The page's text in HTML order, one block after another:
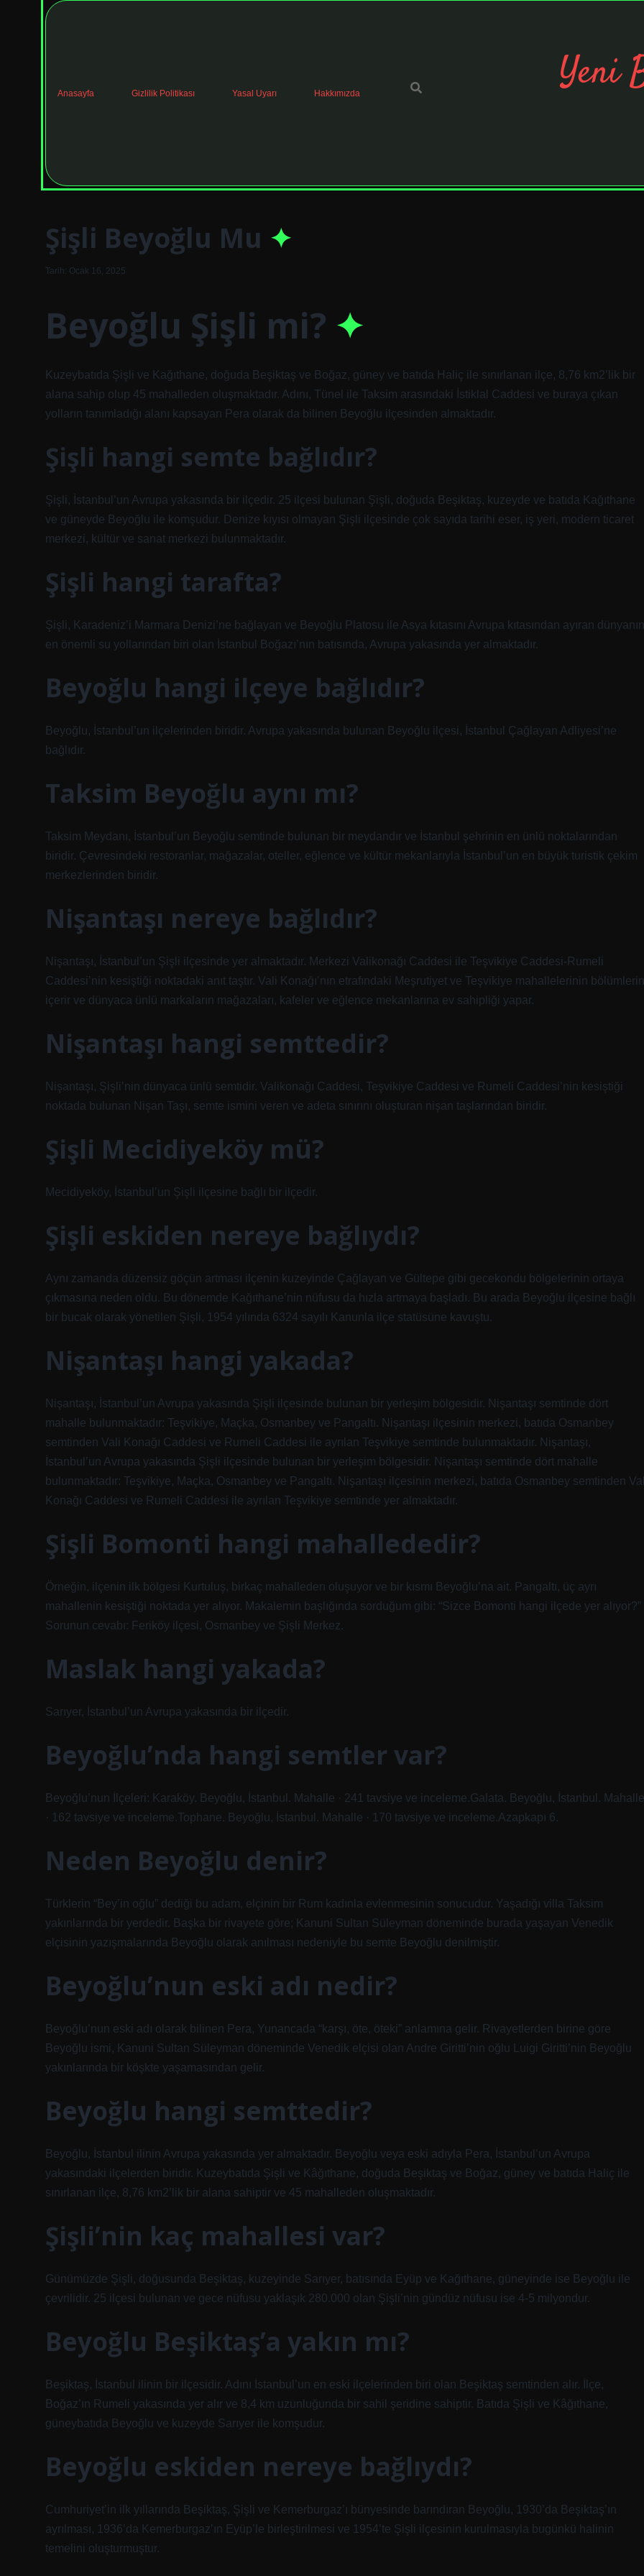
Anasayfa Gizlilik Politikası Yasal Uyarı Hakkımızda Yeni
Şişli Beyoğlu Mu
Tarih: Ocak 16, 2025
Beyoğlu Şişli mi?
Kuzeybatıda Şişli ve Kağıthane, doğuda Beşiktaş ve Boğaz, güney ve batıda Haliç ile sınırlanan ilçe, 8,76 km2’lik bir
alana sahip olup 45 mahalleden oluşmaktadır. Adını, Tünel ile Taksim arasındaki İstiklal Caddesi ve buraya çıkan
yolların tanımladığı alanı kapsayan Pera olarak da bilinen Beyoğlu ilçesinden almaktadır.
Şişli hangi semte bağlıdır?
Şişli, İstanbul’un Avrupa yakasında bir ilçedir. 25 ilçesi bulunan Şişli, doğuda Beşiktaş, kuzeyde ve batıda Kağıthane
ve güneyde Beyoğlu ile komşudur. Denize kıyısı olmayan Şişli ilçesinde çok sayıda tarihi eser, iş yeri, modern ticaret
merkezi, kültür ve sanat merkezi bulunmaktadır.
Şişli hangi tarafta?
Şişli, Karadeniz’i Marmara Denizi’ne bağlayan ve Beyoğlu Platosu ile Asya kıtasını Avrupa kıtasından ayıran dünyanın
en önemli su yollarından biri olan İstanbul Boğazı’nın batısında, Avrupa yakasında yer almaktadır.
Beyoğlu hangi ilçeye bağlıdır?
Beyoğlu, İstanbul’un ilçelerinden biridir. Avrupa yakasında bulunan Beyoğlu ilçesi, İstanbul Çağlayan Adliyesi’ne
bağlıdır.
Taksim Beyoğlu aynı mı?
Taksim Meydanı, İstanbul’un Beyoğlu semtinde bulunan bir meydandır ve İstanbul şehrinin en ünlü noktalarından
biridir. Çevresindeki restoranlar, mağazalar, oteller, eğlence ve kültür mekanlarıyla İstanbul’un en büyük turistik çekim
merkezlerinden biridir.
Nişantaşı nereye bağlıdır?
Nişantaşı, İstanbul’un Şişli ilçesinde yer almaktadır. Merkezi Valikonağı Caddesi ile Teşvikiye Caddesi-Rumeli
Caddesi’nin kesiştiği noktadaki anıt taştır. Vali Konağı’nın etrafındaki Meşrutiyet ve Teşvikiye mahallelerinin
içerir ve dünyaca ünlü markaların mağazaları, kafeler ve eğlence mekanlarına ev sahipliği yapar.
Nişantaşı hangi semttedir?
Nişantaşı, Şişli’nin dünyaca ünlü semtidir. Valikonağı Caddesi, Teşvikiye Caddesi ve Rumeli Caddesi’nin kesiştiği
noktada bulunan Nişan Taşı, semte ismini veren ve adeta sınırını oluşturan nişan taşlarından biridir.
Şişli Mecidiyeköy mü?
Mecidiyeköy, İstanbul’un Şişli ilçesine bağlı bir ilçedir.
Şişli eskiden nereye bağlıydı?
Aynı zamanda düzensiz göçün artması ilçenin kuzeyinde Çağlayan ve Gültepe gibi gecekondu bölgelerinin ortaya
çıkmasına neden oldu. Bu dönemde Kağıthane’nin nüfusu da hızla artmaya başladı. Bu arada Beyoğlu ilçesine bağlı
bir bucak olarak yönetilen Şişli, 1954 yılında 6324 sayılı Kanunla ilçe statüsüne kavuştu.
Nişantaşı hangi yakada?
Nişantaşı, İstanbul’un Avrupa yakasında Şişli ilçesinde bulunan bir yerleşim bölgesidir. Nişantaşı semtinde dört
mahalle bulunmaktadır: Teşvikiye, Maçka, Osmanbey ve Pangaltı. Nişantaşı ilçesinin merkezi, batıda Osmanbey
semtinden Vali Konağı Caddesi ve Rumeli Caddesi ile ayrılan Teşvikiye semtinde bulunmaktadır. Nişantaşı,
İstanbul’un Avrupa yakasında Şişli ilçesinde bulunan bir yerleşim bölgesidir. Nişantaşı semtinde dört mahalle
bulunmaktadır: Teşvikiye, Maçka, Osmanbey ve Pangaltı. Nişantaşı ilçesinin merkezi, batıda Osmanbey semtinden
Konağı Caddesi ve Rumeli Caddesi ile ayrılan Teşvikiye semtinde yer almaktadır.
Şişli Bomonti hangi mahallededir?
Örneğin, ilçenin ilk bölgesi Kurtuluş, birkaç mahalleden oluşuyor ve bir kısmı Beyoğlu’na ait. Pangaltı, üç ayrı
mahallenin kesiştiği noktada yer alıyor. Makalemin başlığında sorduğum gibi: “Sizce Bomonti hangi ilçede yer alıyor?”
Sorunun cevabı: Feriköy ilçesi, Osmanbey ve Şişli Merkez.
Maslak hangi yakada?
Sarıyer, İstanbul’un Avrupa yakasında bir ilçedir.
Beyoğlu’nda hangi semtler var?
Beyoğlu’nun İlçeleri: Karaköy. Beyoğlu, İstanbul. Mahalle · 241 tavsiye ve inceleme.Galata. Beyoğlu, İstanbul. Mahalle
· 162 tavsiye ve inceleme.Tophane. Beyoğlu, İstanbul. Mahalle · 170 tavsiye ve inceleme.Azapkapı 6.
Neden Beyoğlu denir?
Türklerin “Bey’in oğlu” dediği bu adam, elçinin bir Rum kadınla evlenmesinin sonucudur. Yaşadığı villa Taksim
yakınlarında bir yerdedir. Başka bir rivayete göre; Kanuni Sultan Süleyman döneminde burada yaşayan Venedik
elçisinin yazışmalarında Beyoğlu olarak anılması nedeniyle bu semte Beyoğlu denilmiştir.
Beyoğlu’nun eski adı nedir?
Beyoğlu’nun eski adı olarak bilinen Pera, Yunancada “karşı, öte, öteki” anlamına gelir. Rivayetlerden birine göre
Beyoğlu ismi, Kanuni Sultan Süleyman döneminde Venedik elçisi olan Andre Giritti’nin oğlu Luigi Giritti’nin Beyoğlu
yakınlarında bir köşkte yaşamasından gelir.
Beyoğlu hangi semttedir?
Beyoğlu, İstanbul ilinin Avrupa yakasında yer almaktadır. Beyoğlu veya eski adıyla Pera, İstanbul’un Avrupa
yakasındaki ilçelerden biridir. Kuzeybatıda Şişli ve Kâğıthane, doğuda Beşiktaş ve Boğaz, güney ve batıda Haliç ile
sınırlanan ilçe, 8,76 km2’lik bir alana sahiptir ve 45 mahalleden oluşmaktadır.
Şişli’nin kaç mahallesi var?
Günümüzde Şişli, doğusunda Beşiktaş, kuzeyinde Sarıyer, batısında Eyüp ve Kağıthane, güneyinde ise Beyoğlu ile
çevrilidir. 25 ilçesi bulunan ve gece nüfusu yaklaşık 280.000 olan Şişli’nin gündüz nüfusu ise 4-5 milyondur.
Beyoğlu Beşiktaş’a yakın mı?
Beşiktaş, İstanbul ilinin bir ilçesidir. Adını İstanbul’un en eski ilçelerinden biri olan Beşiktaş semtinden alır. İlçe,
Boğaz’ın Rumeli yakasında yer alır ve 8,4 km uzunluğunda bir sahil şeridine sahiptir. Batıda Şişli ve Kâğıthane,
güneybatıda Beyoğlu ve kuzeyde Sarıyer ile komşudur.
Beyoğlu eskiden nereye bağlıydı?
Cumhuriyet’in ilk yıllarında Beşiktaş, Şişli ve Kemerburgaz’ı bünyesinde barındıran Beyoğlu, 1930’da Beşiktaş’ın
ayrılması, 1936’da Kemerburgaz’ın Eyüp’le birleştirilmesi ve 1954’te Şişli ilçesinin kurulmasıyla bugünkü halinin
temelini oluşturmuştur.